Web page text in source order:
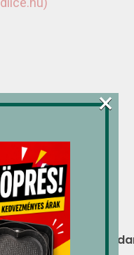
fondant
Marcipán/
×